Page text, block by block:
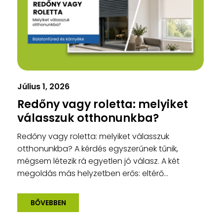
Július 1, 2026
Redőny vagy roletta: melyiket
válasszuk otthonunkba?
Redőny vagy roletta: melyiket válasszuk
otthonunkba? A kérdés egyszerűnek tűnik,
mégsem létezik rá egyetlen jó válasz. A két
megoldás más helyzetben erős: eltérő...
BŐVEBBEN